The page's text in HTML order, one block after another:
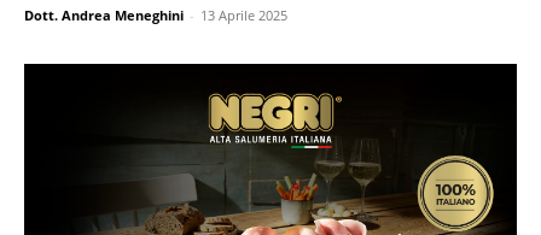
Dott. Andrea Meneghini - 13 Aprile 2025